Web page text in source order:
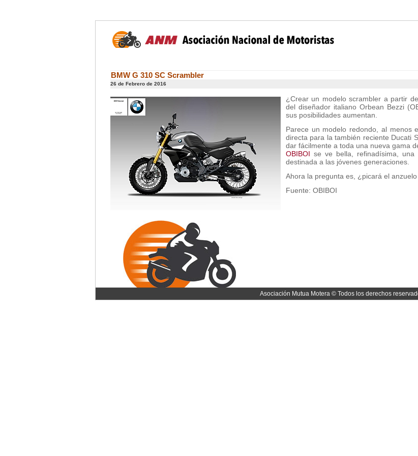
BMW G 310 SC Scrambler
26 de Febrero de 2016
¿Crear un modelo scrambler a partir
del diseñador italiano Orbean Bezzi
sus posibilidades aumentan.
Parece un modelo redondo, al menos
directa para la también reciente Ducati
dar fácilmente a toda una nueva gama
OBIBOI se ve bella, refinadísima, una
destinada a las jóvenes generaciones.
Ahora la pregunta es, ¿picará el
Fuente: OBIBOI
Asociación Mutua Motera © Todos los derechos